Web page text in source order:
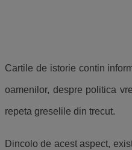
Cartile de istorie contin
oamenilor, despre politica
repeta greselile din trecut.
Dincolo de acest aspect,